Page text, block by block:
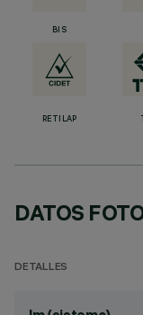
BIS
RETILAP
DATOS
DETALLES